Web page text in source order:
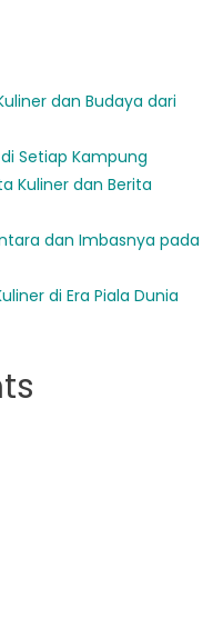
dan Budaya dari
Setiap Kampung
Kuliner dan Berita
dan Imbasnya pada
di Era Piala Dunia